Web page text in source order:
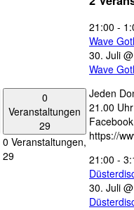
0
Veranstaltungen
29
0 Veranstaltungen,
29
21:00 -
Wave
30. Juli
Wave
Jeden
21.00
https://
21:00 -
30. Juli